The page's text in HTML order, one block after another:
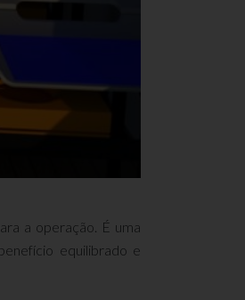
a operação. É uma
equilibrado e